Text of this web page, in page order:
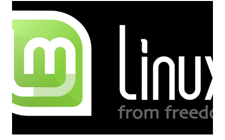
o Windows Live (assim como muitos profissionais de TI) ,
mesmo na versão para Linux, claro, sempre existem outras
opções e o Pidgin, que se mostra como opção.